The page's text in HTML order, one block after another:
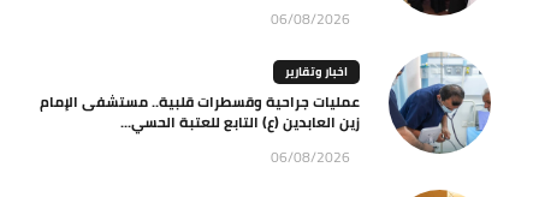
06/08/2026
اخبار وتقارير
عمليات جراحية وقسطرات قلبية.. مستشفى الإمام
زين العابدين (ع) التابع للعتبة الحسي...
06/08/2026